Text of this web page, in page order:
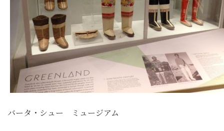
バータ・シュー ミュージアム